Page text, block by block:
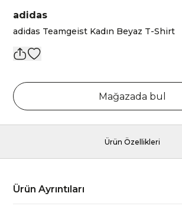
adidas
adidas Teamgeist Kadın Beyaz T-Shirt
Mağazada bul
Ürün Özellikleri
Ürün Ayrıntıları